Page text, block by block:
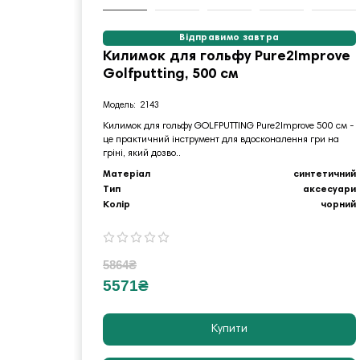
Відправимо завтра
Килимок для гольфу Pure2Improve
Golfputting, 500 см
2143
Килимок для гольфу GOLFPUTTING Pure2Improve 500 см -
це практичний інструмент для вдосконалення гри на
гріні, який дозво..
Матеріал
синтетичний
Тип
аксесуари
Колір
чорний
5864₴
5571₴
Купити